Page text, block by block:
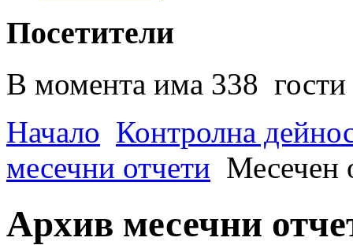
Посетители
В момента има 338 гости
Начало Контролна
месечни отчети Месечен
Архив месечни